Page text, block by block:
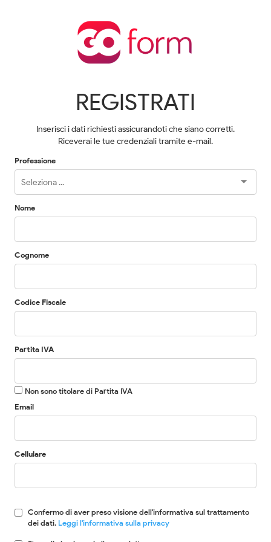
REGISTRATI
Inserisci i dati richiesti assicurandoti che siano corretti.
Riceverai le tue credenziali tramite e-mail.
Professione
Nome
Cognome
Codice Fiscale
Partita IVA
Non sono titolare di Partita IVA
Email
Cellulare
Confermo di aver preso visione dell'informativa sul trattamento
dei dati. Leggi l'informativa sulla privacy